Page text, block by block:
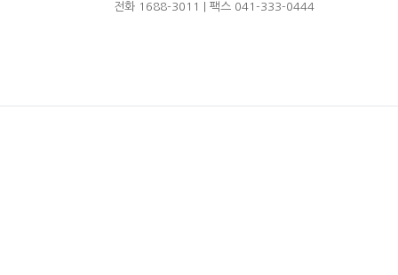
전화 1688-3011 | 팩스 041-333-0444